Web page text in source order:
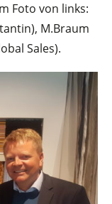
Foto von links:
M.Braum
Sales).